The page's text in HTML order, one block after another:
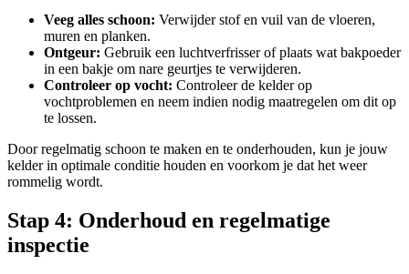
Veeg alles schoon: Verwijder stof en vuil van de vloeren,
muren en planken.
Ontgeur: Gebruik een luchtverfrisser of plaats wat bakpoeder
in een bakje om nare geurtjes te verwijderen.
Controleer op vocht: Controleer de kelder op
vochtproblemen en neem indien nodig maatregelen om dit op
te lossen.
Door regelmatig schoon te maken en te onderhouden, kun je jouw
kelder in optimale conditie houden en voorkom je dat het weer
rommelig wordt.
Stap 4: Onderhoud en regelmatige
inspectie